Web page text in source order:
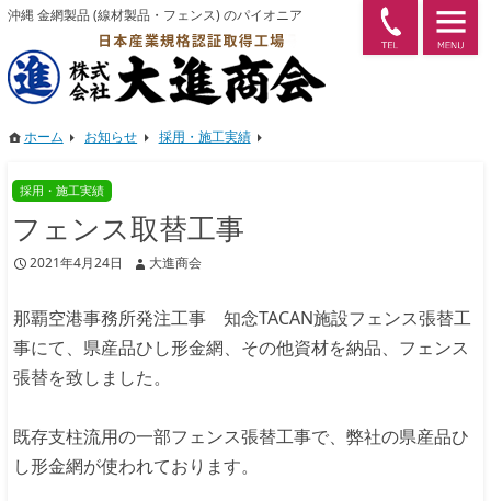
沖縄 金網製品 (線材製品・フェンス) のパイオニア
ホーム お知らせ 採用・施工実績
採用・施工実績
フェンス取替工事
2021年4月24日 大進商会
那覇空港事務所発注工事 知念TACAN施設フェンス張替工
事にて、県産品ひし形金網、その他資材を納品、フェンス
張替を致しました。
既存支柱流用の一部フェンス張替工事で、弊社の県産品ひ
し形金網が使われております。